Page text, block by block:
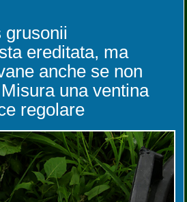
grusonii
ereditata, ma
anche se non
una ventina
regolare